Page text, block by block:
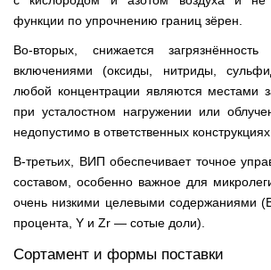
функции по упрочнению границ зёрен.
Во-вторых, снижается загрязнённость
включениями (оксиды, нитриды,
любой концентрации являются местами
при усталостном нагружении или
недопустимо в ответственных
В-третьих, ВИП обеспечивает точное
составом, особенно важное для
очень низкими целевыми содержаниями
процента, Y и Zr — сотые доли).
Сортамент и формы поставки